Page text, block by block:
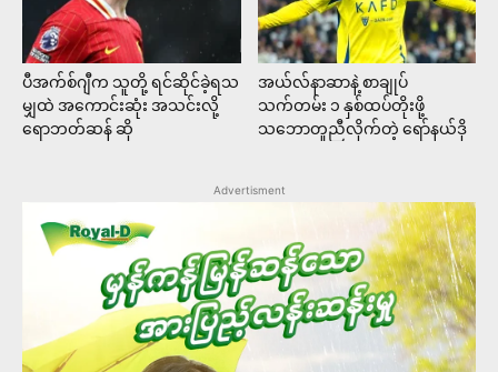
ပီအက်စ်ဂျီက သူတို့ ရင်ဆိုင်ခဲ့ရသ
မျှထဲ အကောင်းဆုံး အသင်းလို့
ရောဘတ်ဆန် ဆို
အယ်လ်နာဆာနဲ့ စာချုပ်
သက်တမ်း ၁ နှစ်ထပ်တိုးဖို့
သဘောတူညီလိုက်တဲ့ ရော်နယ်ဒို
Advertisment